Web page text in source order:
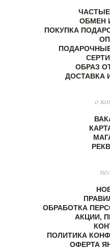
ОБМЕН
ПОКУПКА
ОБРАЗ
ДОСТАВКА
о
ОБРАБОТКА
АКЦИИ,
ПОЛИТИКА
ОФЕРТА